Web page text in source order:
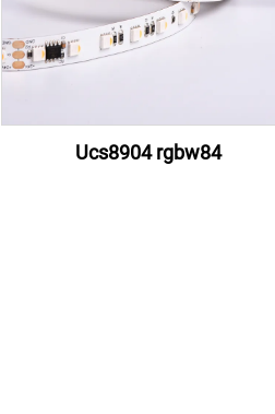
Ucs8904 rgbw84